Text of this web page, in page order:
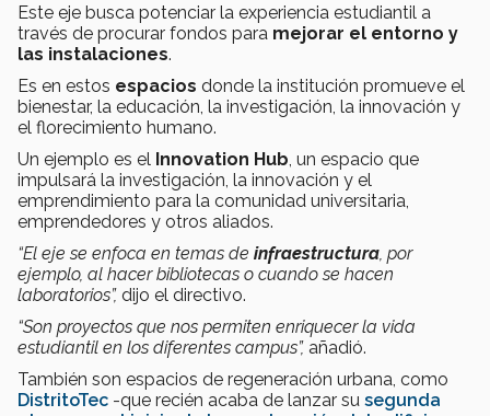
Este eje busca potenciar la experiencia estudiantil a
través de procurar fondos para mejorar el entorno y
las instalaciones.
Es en estos espacios donde la institución promueve el
bienestar, la educación, la investigación, la innovación y
el florecimiento humano.
Un ejemplo es el Innovation Hub , un espacio que
impulsará la investigación, la innovación y el
emprendimiento para la comunidad universitaria,
emprendedores y otros aliados.
“El eje se enfoca en temas de infraestructura , por
ejemplo, al hacer bibliotecas o cuando se hacen
laboratorios”, dijo el directivo.
“Son proyectos que nos permiten enriquecer la vida
estudiantil en los diferentes campus”, añadió.
También son espacios de regeneración urbana, como
DistritoTec -que recién acaba de lanzar su segunda